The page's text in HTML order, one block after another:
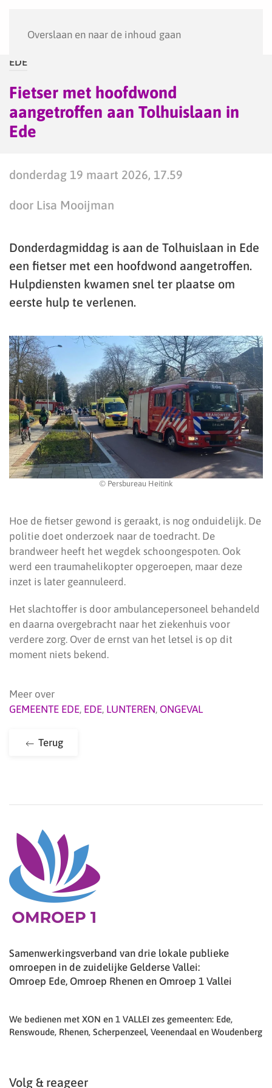
Overslaan en naar de inhoud gaan
EDE
Fietser met hoofdwond
aangetroffen aan Tolhuislaan in
Ede
donderdag 19 maart 2026, 17.59
door Lisa Mooijman
Donderdagmiddag is aan de Tolhuislaan in Ede
een fietser met een hoofdwond aangetroffen.
Hulpdiensten kwamen snel ter plaatse om
eerste hulp te verlenen.
© Persbureau Heitink
Hoe de fietser gewond is geraakt, is nog onduidelijk. De
politie doet onderzoek naar de toedracht. De
brandweer heeft het wegdek schoongespoten. Ook
werd een traumahelikopter opgeroepen, maar deze
inzet is later geannuleerd.
Het slachtoffer is door ambulancepersoneel behandeld
en daarna overgebracht naar het ziekenhuis voor
verdere zorg. Over de ernst van het letsel is op dit
moment niets bekend.
Meer over
GEMEENTE EDE, EDE, LUNTEREN, ONGEVAL
Terug
Samenwerkingsverband van drie lokale publieke
omroepen in de zuidelijke Gelderse Vallei:
Omroep Ede, Omroep Rhenen en Omroep 1 Vallei
We bedienen met XON en 1 VALLEI zes gemeenten: Ede,
Renswoude, Rhenen, Scherpenzeel, Veenendaal en Woudenberg
Volg & reageer